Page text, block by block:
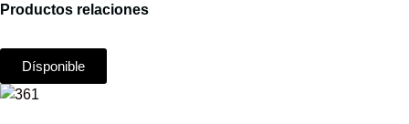
Productos relaciones
Dísponible